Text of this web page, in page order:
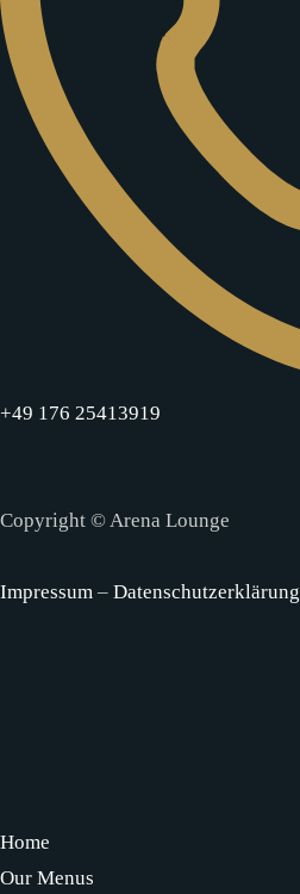
+49 176 25413919
Copyright © Arena Lounge
Impressum – Datenschutzerklärung
Home
Our Menus